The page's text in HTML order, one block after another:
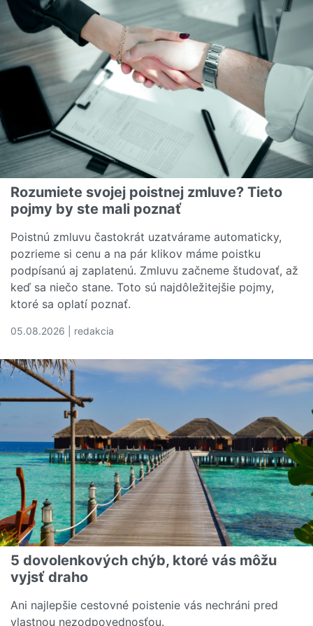
Rozumiete svojej poistnej zmluve? Tieto
pojmy by ste mali poznať
Poistnú zmluvu častokrát uzatvárame automaticky,
pozrieme si cenu a na pár klikov máme poistku
podpísanú aj zaplatenú. Zmluvu začneme študovať, až
keď sa niečo stane. Toto sú najdôležitejšie pojmy,
ktoré sa oplatí poznať.
05.08.2026 | redakcia
5 dovolenkových chýb, ktoré vás môžu
vyjsť draho
Ani najlepšie cestovné poistenie vás nechráni pred
vlastnou nezodpovednosťou.